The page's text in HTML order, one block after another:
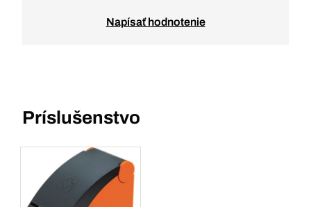
Napísať hodnotenie
Príslušenstvo